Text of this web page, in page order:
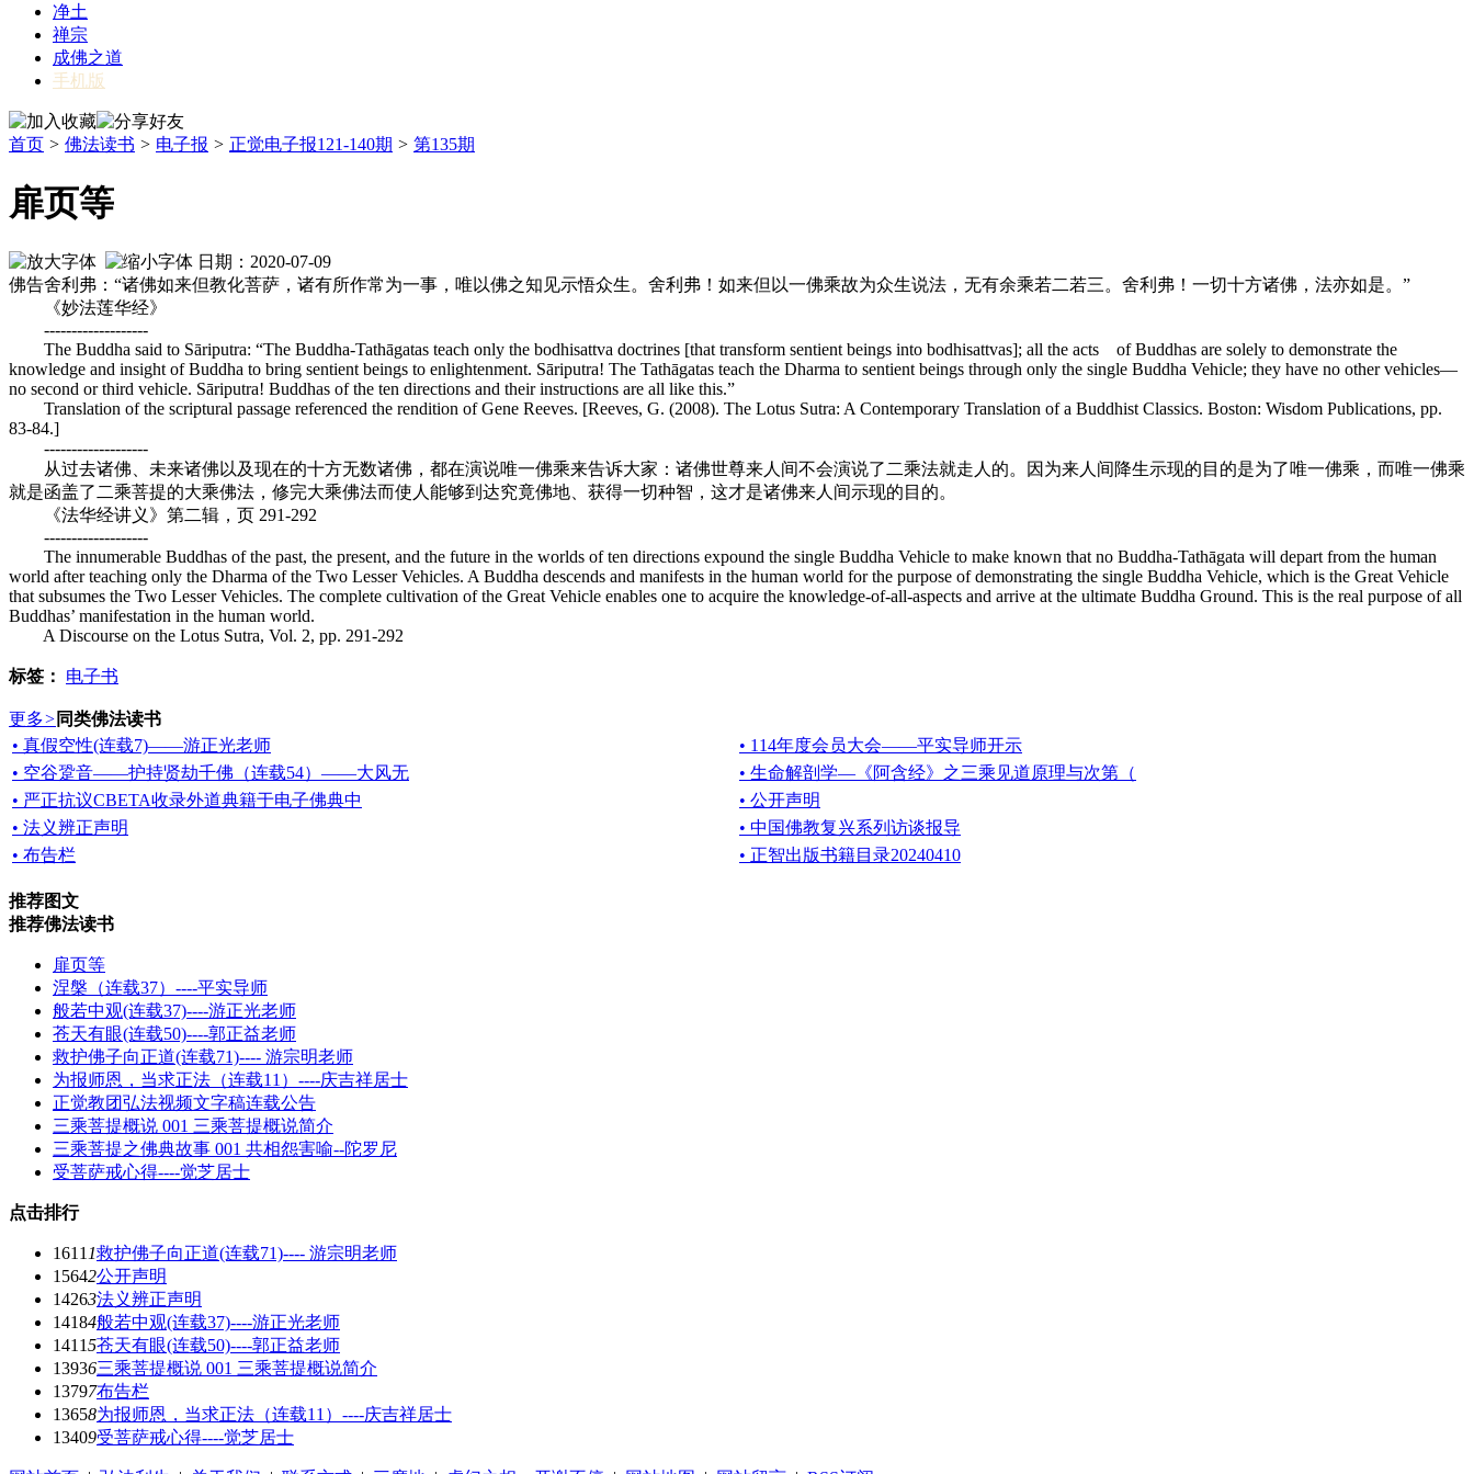
净土
禅宗
成佛之道
手机版
首页 > 佛法读书 > 电子报 > 正觉电子报121-140期 > 第135期
扉页等
日期：2020-07-09
佛告舍利弗：“诸佛如来但教化菩萨，诸有所作常为一事，唯以佛之知见示悟众生。舍利弗！如来但以一佛乘故为众生说法，无有余乘若二若三。舍利弗！一切十方诸佛，法亦如是。”
《妙法莲华经》
-------------------
The Buddha said to Sāriputra: “The Buddha-Tathāgatas teach only the bodhisattva doctrines [that transform sentient beings into bodhisattvas]; all the acts of Buddhas are solely to demonstrate the
knowledge and insight of Buddha to bring sentient beings to enlightenment. Sāriputra! The Tathāgatas teach the Dharma to sentient beings through only the single Buddha Vehicle; they have no other vehicles—
no second or third vehicle. Sāriputra! Buddhas of the ten directions and their instructions are all like this.”
Translation of the scriptural passage referenced the rendition of Gene Reeves. [Reeves, G. (2008). The Lotus Sutra: A Contemporary Translation of a Buddhist Classics. Boston: Wisdom Publications, pp.
83-84.]
-------------------
从过去诸佛、未来诸佛以及现在的十方无数诸佛，都在演说唯一佛乘来告诉大家：诸佛世尊来人间不会演说了二乘法就走人的。因为来人间降生示现的目的是为了唯一佛乘，而唯一佛乘
就是函盖了二乘菩提的大乘佛法，修完大乘佛法而使人能够到达究竟佛地、获得一切种智，这才是诸佛来人间示现的目的。
《法华经讲义》第二辑，页 291-292
-------------------
The innumerable Buddhas of the past, the present, and the future in the worlds of ten directions expound the single Buddha Vehicle to make known that no Buddha-Tathāgata will depart from the human
world after teaching only the Dharma of the Two Lesser Vehicles. A Buddha descends and manifests in the human world for the purpose of demonstrating the single Buddha Vehicle, which is the Great Vehicle
that subsumes the Two Lesser Vehicles. The complete cultivation of the Great Vehicle enables one to acquire the knowledge-of-all-aspects and arrive at the ultimate Buddha Ground. This is the real purpose of all
Buddhas’ manifestation in the human world.
A Discourse on the Lotus Sutra, Vol. 2, pp. 291-292
标签： 电子书
更多> 同类佛法读书
• 真假空性(连载7)——游正光老师
• 114年度会员大会——平实导师开示
• 空谷跫音——护持贤劫千佛（连载54）——大风无
• 生命解剖学—《阿含经》之三乘见道原理与次第（
• 严正抗议CBETA收录外道典籍于电子佛典中
• 公开声明
• 法义辨正声明
• 中国佛教复兴系列访谈报导
• 布告栏
• 正智出版书籍目录20240410
推荐图文
推荐佛法读书
扉页等
涅槃（连载37）----平实导师
般若中观(连载37)----游正光老师
苍天有眼(连载50)----郭正益老师
救护佛子向正道(连载71)---- 游宗明老师
为报师恩，当求正法（连载11）----庆吉祥居士
正觉教团弘法视频文字稿连载公告
三乘菩提概说 001 三乘菩提概说简介
三乘菩提之佛典故事 001 共相怨害喻--陀罗尼
受菩萨戒心得----觉芝居士
点击排行
1611 1救护佛子向正道(连载71)---- 游宗明老师
15642公开声明
14263法义辨正声明
14184般若中观(连载37)----游正光老师
14115苍天有眼(连载50)----郭正益老师
13936三乘菩提概说 001 三乘菩提概说简介
13797布告栏
13658为报师恩，当求正法（连载11）----庆吉祥居士
13409受菩萨戒心得----觉芝居士